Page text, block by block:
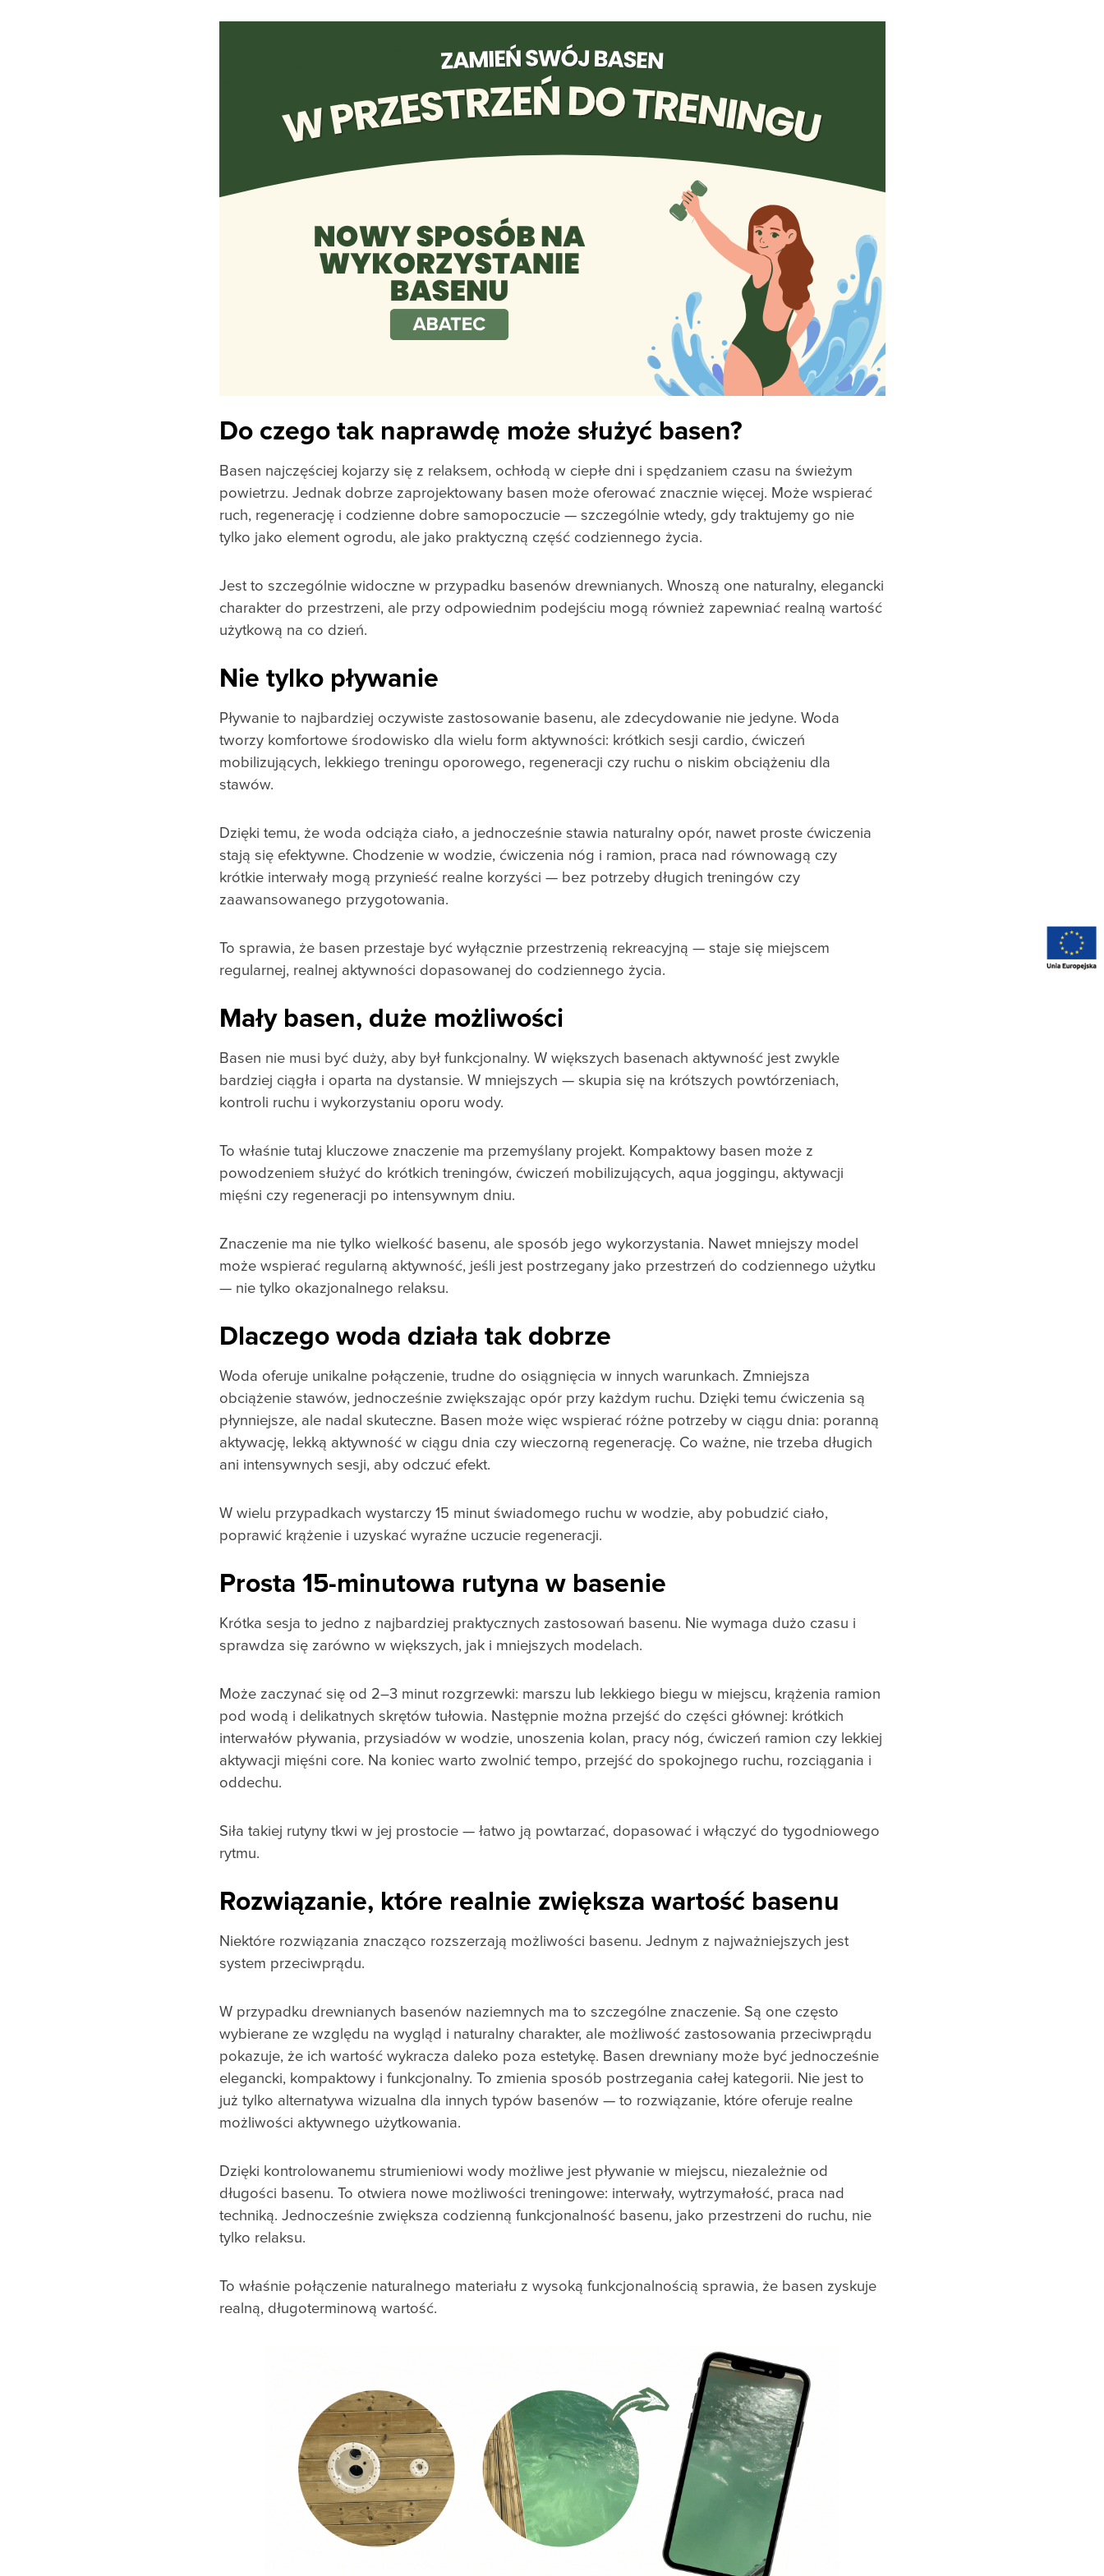
Do czego tak naprawdę może służyć basen?
Basen najczęściej kojarzy się z relaksem, ochłodą w ciepłe dni i spędzaniem czasu na świeżym
powietrzu. Jednak dobrze zaprojektowany basen może oferować znacznie więcej. Może wspierać
ruch, regenerację i codzienne dobre samopoczucie — szczególnie wtedy, gdy traktujemy go nie
tylko jako element ogrodu, ale jako praktyczną część codziennego życia.
Jest to szczególnie widoczne w przypadku basenów drewnianych. Wnoszą one naturalny, elegancki
charakter do przestrzeni, ale przy odpowiednim podejściu mogą również zapewniać realną wartość
użytkową na co dzień.
Nie tylko pływanie
Pływanie to najbardziej oczywiste zastosowanie basenu, ale zdecydowanie nie jedyne. Woda
tworzy komfortowe środowisko dla wielu form aktywności: krótkich sesji cardio, ćwiczeń
mobilizujących, lekkiego treningu oporowego, regeneracji czy ruchu o niskim obciążeniu dla
stawów.
Dzięki temu, że woda odciąża ciało, a jednocześnie stawia naturalny opór, nawet proste ćwiczenia
stają się efektywne. Chodzenie w wodzie, ćwiczenia nóg i ramion, praca nad równowagą czy
krótkie interwały mogą przynieść realne korzyści — bez potrzeby długich treningów czy
zaawansowanego przygotowania.
To sprawia, że basen przestaje być wyłącznie przestrzenią rekreacyjną — staje się miejscem
regularnej, realnej aktywności dopasowanej do codziennego życia.
Mały basen, duże możliwości
Basen nie musi być duży, aby był funkcjonalny. W większych basenach aktywność jest zwykle
bardziej ciągła i oparta na dystansie. W mniejszych — skupia się na krótszych powtórzeniach,
kontroli ruchu i wykorzystaniu oporu wody.
To właśnie tutaj kluczowe znaczenie ma przemyślany projekt. Kompaktowy basen może z
powodzeniem służyć do krótkich treningów, ćwiczeń mobilizujących, aqua joggingu, aktywacji
mięśni czy regeneracji po intensywnym dniu.
Znaczenie ma nie tylko wielkość basenu, ale sposób jego wykorzystania. Nawet mniejszy model
może wspierać regularną aktywność, jeśli jest postrzegany jako przestrzeń do codziennego użytku
— nie tylko okazjonalnego relaksu.
Dlaczego woda działa tak dobrze
Woda oferuje unikalne połączenie, trudne do osiągnięcia w innych warunkach. Zmniejsza
obciążenie stawów, jednocześnie zwiększając opór przy każdym ruchu. Dzięki temu ćwiczenia są
płynniejsze, ale nadal skuteczne. Basen może więc wspierać różne potrzeby w ciągu dnia: poranną
aktywację, lekką aktywność w ciągu dnia czy wieczorną regenerację. Co ważne, nie trzeba długich
ani intensywnych sesji, aby odczuć efekt.
W wielu przypadkach wystarczy 15 minut świadomego ruchu w wodzie, aby pobudzić ciało,
poprawić krążenie i uzyskać wyraźne uczucie regeneracji.
Prosta 15-minutowa rutyna w basenie
Krótka sesja to jedno z najbardziej praktycznych zastosowań basenu. Nie wymaga dużo czasu i
sprawdza się zarówno w większych, jak i mniejszych modelach.
Może zaczynać się od 2–3 minut rozgrzewki: marszu lub lekkiego biegu w miejscu, krążenia ramion
pod wodą i delikatnych skrętów tułowia. Następnie można przejść do części głównej: krótkich
interwałów pływania, przysiadów w wodzie, unoszenia kolan, pracy nóg, ćwiczeń ramion czy lekkiej
aktywacji mięśni core. Na koniec warto zwolnić tempo, przejść do spokojnego ruchu, rozciągania i
oddechu.
Siła takiej rutyny tkwi w jej prostocie — łatwo ją powtarzać, dopasować i włączyć do tygodniowego
rytmu.
Rozwiązanie, które realnie zwiększa wartość basenu
Niektóre rozwiązania znacząco rozszerzają możliwości basenu. Jednym z najważniejszych jest
system przeciwprądu.
W przypadku drewnianych basenów naziemnych ma to szczególne znaczenie. Są one często
wybierane ze względu na wygląd i naturalny charakter, ale możliwość zastosowania przeciwprądu
pokazuje, że ich wartość wykracza daleko poza estetykę. Basen drewniany może być jednocześnie
elegancki, kompaktowy i funkcjonalny. To zmienia sposób postrzegania całej kategorii. Nie jest to
już tylko alternatywa wizualna dla innych typów basenów — to rozwiązanie, które oferuje realne
możliwości aktywnego użytkowania.
Dzięki kontrolowanemu strumieniowi wody możliwe jest pływanie w miejscu, niezależnie od
długości basenu. To otwiera nowe możliwości treningowe: interwały, wytrzymałość, praca nad
techniką. Jednocześnie zwiększa codzienną funkcjonalność basenu, jako przestrzeni do ruchu, nie
tylko relaksu.
To właśnie połączenie naturalnego materiału z wysoką funkcjonalnością sprawia, że basen zyskuje
realną, długoterminową wartość.